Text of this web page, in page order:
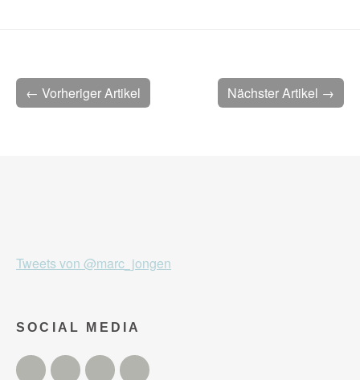
Nächster Artikel →
← Vorheriger Artikel
Tweets von @marc_jongen
SOCIAL MEDIA
Twitter FacebookInstagram